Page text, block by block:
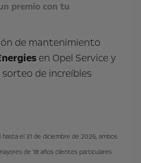
premio con tu
de mantenimiento
en Opel Service y
de increíbles
hasta el 31 de diciembre de 2026, ambos
de 18 años clientes particulares